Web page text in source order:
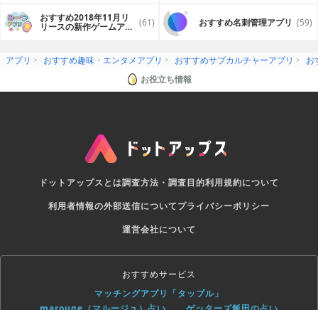
おすすめ2018年11月リ
リースの新作ゲームアプ (61) おすすめ名刺管理アプリ (59)
アプリ おすすめ趣味・エンタメアプリ おすすめサブカルチャーアプリ
お
お役立ち情報
ドットアップスとは調査方法・調査目的利用規約について
利用者情報の外部送信についてプライバシーポリシー
運営会社について
おすすめサービス
マッチングアプリ「タップル」